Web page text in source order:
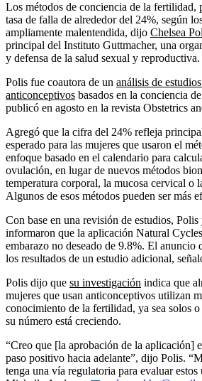
Los métodos de conciencia de la fertilidad,
tasa de falla de alrededor del 24%, según
ampliamente malentendida, dijo Chelsea
principal del Instituto Guttmacher, una
y defensa de la salud sexual y reproductiva.
Polis fue coautora de un análisis de
anticonceptivos basados ​​en la conciencia
publicó en agosto en la revista Obstetrics
Agregó que la cifra del 24% refleja
esperado para las mujeres que usaron el
enfoque basado en el calendario para
ovulación, en lugar de nuevos métodos
temperatura corporal, la mucosa cervical o
Algunos de esos métodos pueden ser más
Con base en una revisión de estudios, Polis
informaron que la aplicación Natural
embarazo no deseado de 9.8%. El
los resultados de un estudio adicional,
Polis dijo que su investigación indica que
mujeres que usan anticonceptivos utilizan
conocimiento de la fertilidad, ya sea solos
su número está creciendo.
“Creo que [la aprobación de la aplicación]
paso positivo hacia adelante”, dijo Polis.
tenga una vía regulatoria para evaluar estos